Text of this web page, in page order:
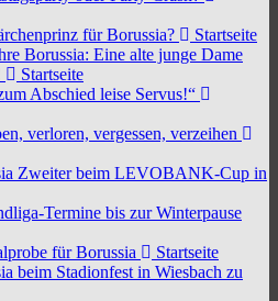
für Borussia?
Startseite
Borussia: Eine alte junge Dame
Startseite
Abschied leise Servus!“
verloren, vergessen, verzeihen
Zweiter beim LEVOBANK-Cup in
Termine bis zur Winterpause
für Borussia
Startseite
beim Stadionfest in Wiesbach zu